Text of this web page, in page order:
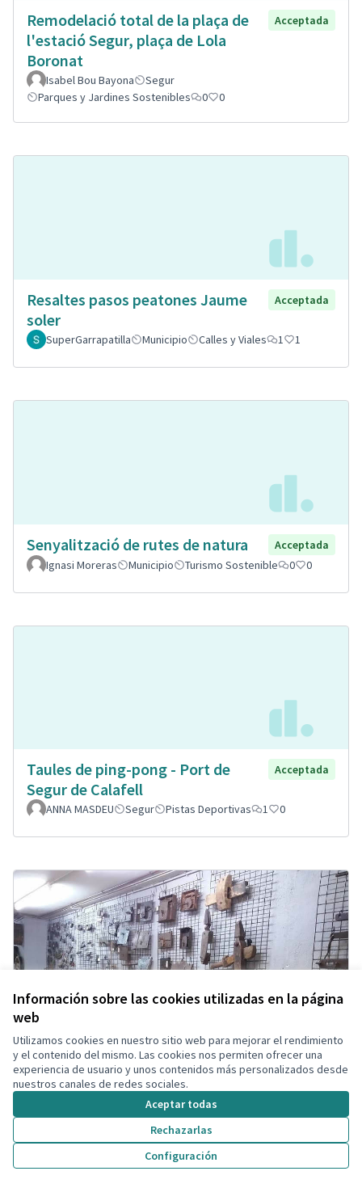
Información sobre las cookies utilizadas en la página
web
Utilizamos cookies en nuestro sitio web para mejorar el rendimiento
y el contenido del mismo. Las cookies nos permiten ofrecer una
experiencia de usuario y unos contenidos más personalizados desde
nuestros canales de redes sociales.
Aceptar todas
Rechazarlas
Configuración
Remodelació total de la plaça de
l'estació Segur, plaça de Lola
Boronat
Acceptada
Isabel Bou Bayona
Segur
Parques y Jardines Sostenibles
0 0
Resaltes pasos peatones Jaume
soler
Acceptada
SuperGarrapatilla Municipio Calles y Viales 1 1
Senyalització de rutes de natura
Acceptada
Ignasi Moreras
Municipio Turismo Sostenible 0 0
Taules de ping-pong - Port de
Segur de Calafell
Acceptada
ANNA MASDEU Segur Pistas Deportivas 1 0